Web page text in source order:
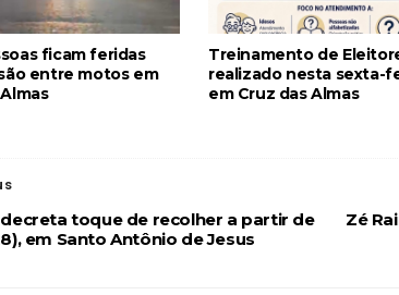
ficam feridas
entre motos em
Treinamento de
realizado nesta sexta-
em Cruz das Almas
Zé
toque de recolher a partir de
em Santo Antônio de Jesus